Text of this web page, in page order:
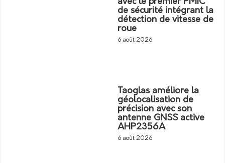
de sécurité intégrant la
détection de vitesse de
roue
6 août 2026
Taoglas améliore la
géolocalisation de
précision avec son
antenne GNSS active
AHP2356A
6 août 2026